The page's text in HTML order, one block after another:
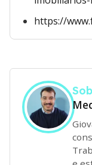
https://